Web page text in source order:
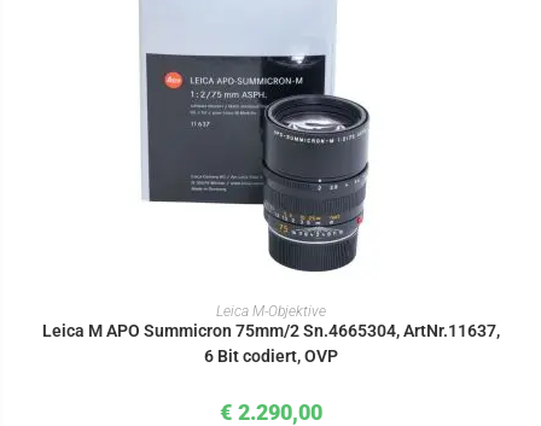
IN DEN WARENKORB
Leica M-Objektive
Leica M APO Summicron 75mm/2 Sn.4665304, ArtNr.11637,
6 Bit codiert, OVP
€ 2.290,00